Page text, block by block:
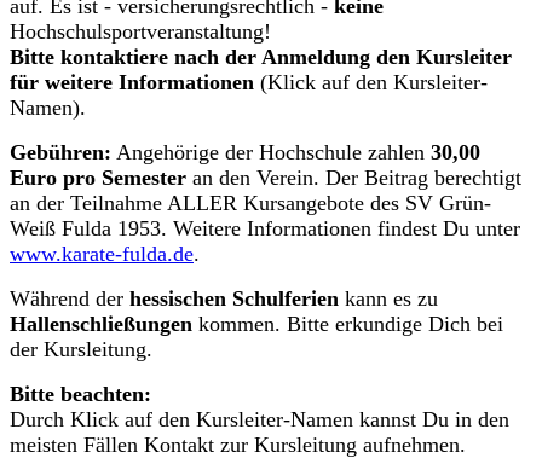
auf. Es ist - versicherungsrechtlich - keine
Hochschulsportveranstaltung!
Bitte kontaktiere nach der Anmeldung den Kursleiter
für weitere Informationen (Klick auf den Kursleiter-
Namen).
Gebühren: Angehörige der Hochschule zahlen 30,00
Euro pro Semester an den Verein. Der Beitrag berechtigt
an der Teilnahme ALLER Kursangebote des SV Grün-
Weiß Fulda 1953. Weitere Informationen findest Du unter
www.karate-fulda.de.
Während der hessischen Schulferien kann es zu
Hallenschließungen kommen. Bitte erkundige Dich bei
der Kursleitung.
Bitte beachten:
Durch Klick auf den Kursleiter-Namen kannst Du in den
meisten Fällen Kontakt zur Kursleitung aufnehmen.